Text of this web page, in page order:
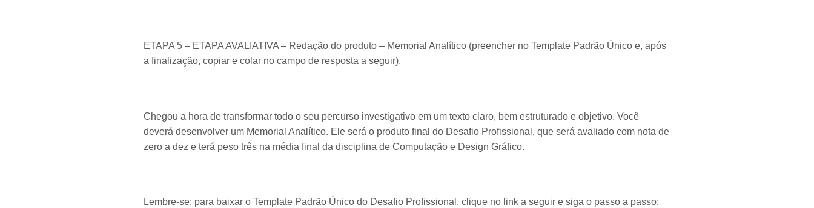
ETAPA 5 – ETAPA AVALIATIVA – Redação do produto – Memorial Analítico (preencher no Template Padrão Único e, após
a finalização, copiar e colar no campo de resposta a seguir).
Chegou a hora de transformar todo o seu percurso investigativo em um texto claro, bem estruturado e objetivo. Você
deverá desenvolver um Memorial Analítico. Ele será o produto final do Desafio Profissional, que será avaliado com nota de
zero a dez e terá peso três na média final da disciplina de Computação e Design Gráfico.
Lembre-se: para baixar o Template Padrão Único do Desafio Profissional, clique no link a seguir e siga o passo a passo: